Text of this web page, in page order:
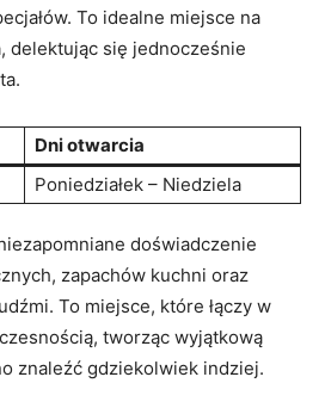
To idealne miejsce na
delektując​ się jednocześnie
Dni otwarcia
Poniedziałek‌ – Niedziela
doświadczenie
zapachów kuchni oraz
To⁣ miejsce, które łączy w
tworząc⁢ wyjątkową
znaleźć gdziekolwiek indziej.